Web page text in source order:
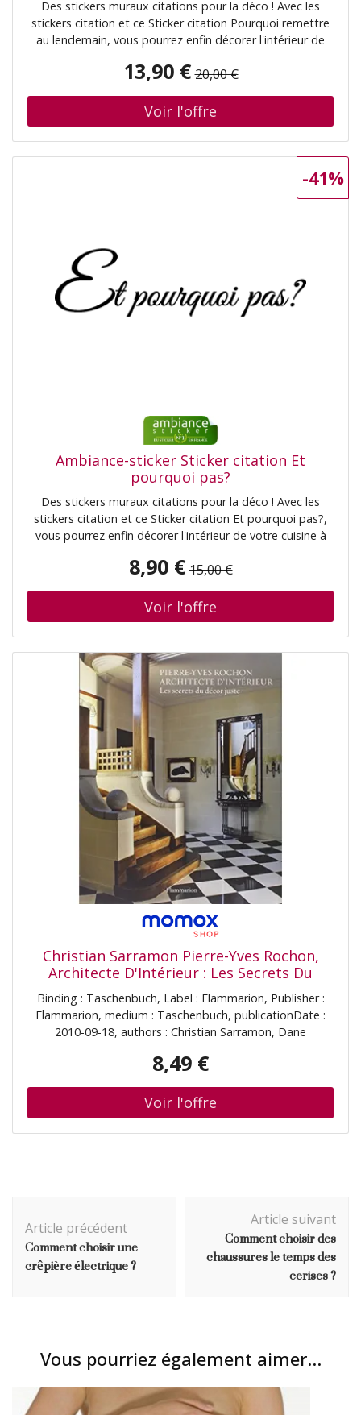
Des stickers muraux citations pour la déco ! Avec les
stickers citation et ce Sticker citation Pourquoi remettre
au lendemain, vous pourrez enfin décorer l'intérieur de
autocollant déco ? Ces stickers proverbes d'hommes
13,90 € 20,00 €
Ambiance-sticker Sticker citation Et
pourquoi pas?
Des stickers muraux citations pour la déco ! Avec les
stickers citation et ce Sticker citation Et pourquoi pas?,
vous pourrez enfin décorer l'intérieur de votre cuisine à
? Ces stickers proverbes d'hommes célèbres seront
8,90 € 15,00 €
-41%
Christian Sarramon Pierre-Yves Rochon,
Architecte D'Intérieur : Les Secrets Du
Décor Juste
Binding : Taschenbuch, Label : Flammarion, Publisher :
Flammarion, medium : Taschenbuch, publicationDate :
2010-09-18, authors : Christian Sarramon, Dane
8,49 €
d'article
Article précédent
Comment choisir une
crêpière électrique ?
Article suivant
Comment choisir des
chaussures le temps des
cerises ?
Vous pourriez également aimer...